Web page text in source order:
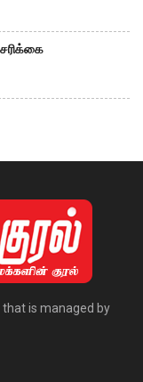
is managed by